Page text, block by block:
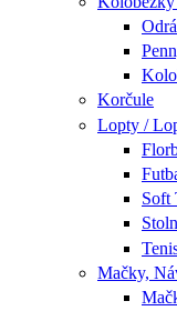
Korčule
Lopty /
Soft
Mačky,